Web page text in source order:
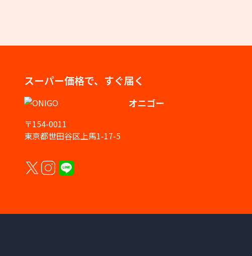
スーパー価格で、すぐ届く
オニゴー
〒154-0011
東京都世田谷区上馬1-17-5